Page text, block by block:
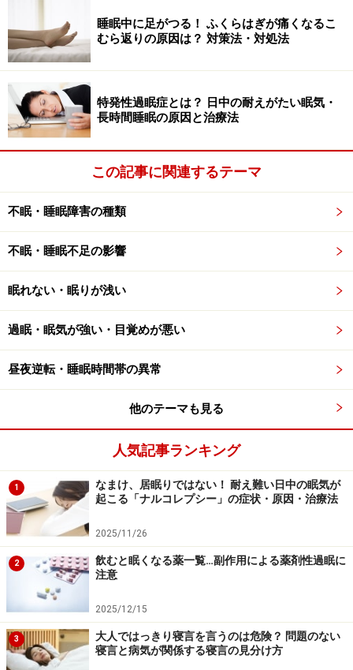
医師は治療を行う際に、治療ガイドラインを参考にする
ことがよくあります。厚生科学研究班が公表している鼻
アレルギーの治療ガイドラインでは、第2世代抗ヒスタ
ミン薬が勧められているので、その使用が増えているの
です。
治療ガイドラインによると、重症度にかかわらず、第2
治療薬です。眼の症状があるときには、点眼用抗ヒスタ
ミン薬も使われます。鼻づまりがひどい場合には「ケミ
関係するヒスタミン以外の化学物質を抑える薬が追加さ
れます。点眼薬やステロイドの点鼻薬、ケミカルメディ
エーター遊離抑制薬は、眠気を起こすことがほとんどあ
りません。
ば、エーザイの「ハイガード」やノバルティス・ファー
湯」も眠気が起こらないので、愛用している人も多くい
ます。
最も効果的な花粉症の治療は、花粉が飛び始める2～3週
間前から薬を飲み始めることです。スギ花粉の季節が終
わっても、ヒノキやシラカバ、イネ科の花粉が続きま
す。毎年花粉症に煩わされている方は、早めに薬を飲み
始めて、鼻も頭もスッキリ快適にお過ごしください。
睡眠中に足がつる！ ふくらはぎが痛くなるこ
むら返りの原因は？ 対策法・対処法
特発性過眠症とは？ 日中の耐えがたい眠気・
長時間睡眠の原因と治療法
この記事に関連するテーマ
不眠・睡眠障害の種類
不眠・睡眠不足の影響
眠れない・眠りが浅い
過眠・眠気が強い・目覚めが悪い
昼夜逆転・睡眠時間帯の異常
他のテーマも見る
人気記事ランキング
1
なまけ、居眠りではない！ 耐え難い日中の眠気が
起こる「ナルコレプシー」の症状・原因・治療法
2025/11/26
2
飲むと眠くなる薬一覧…副作用による薬剤性過眠に
注意
2025/12/15
3
大人ではっきり寝言を言うのは危険？ 問題のない
寝言と病気が関係する寝言の見分け方